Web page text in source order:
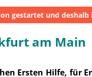
gestartet und
am Main
Ersten Hilfe, für